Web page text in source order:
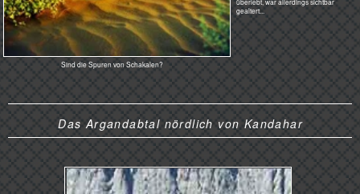
Auf dieser Stecke war der VW-Bus
oder der olle Käfer das richtige
Auto. Die nächste "Tank-e-Tel" war
mindestens 200 km weit weg und
verkaufte Sprit mit 68 Oktan.
Ob hier der Porsche Cayenne, der
der Audi Q8 die richtigen Mühlen
wären? Auf solchen Straßen bricht
wenn die Elektronik streikt? Alles SVUs.
Na, der G vom Stern würde gehen oder
ein guter Japaner.